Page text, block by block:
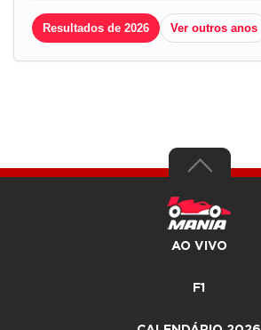
Resultados de 2026 Ver outros anos
AO VIVO
F1